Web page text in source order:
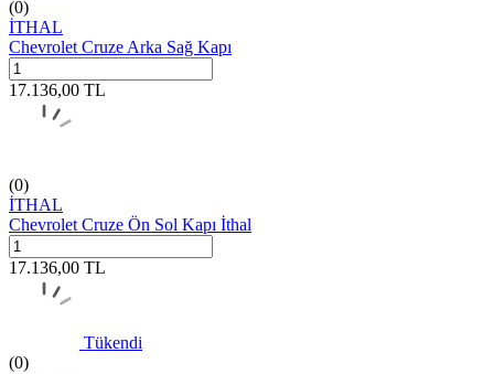
(0)
İTHAL
Chevrolet Cruze Arka Sağ Kapı
17.136,00 TL
(0)
İTHAL
Chevrolet Cruze Ön Sol Kapı İthal
17.136,00 TL
Tükendi
(0)